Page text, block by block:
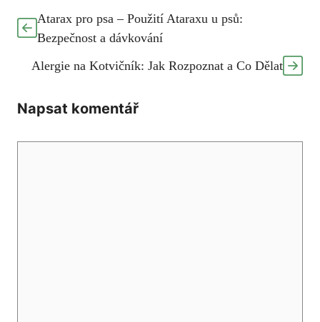
Atarax pro psa – Použití Ataraxu u psů:
Bezpečnost a dávkování
Alergie na Kotvičník: Jak Rozpoznat a Co Dělat
Napsat komentář